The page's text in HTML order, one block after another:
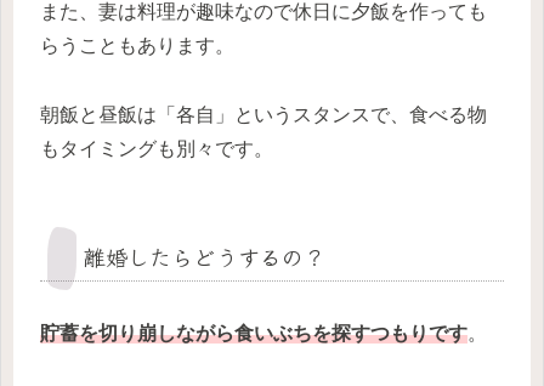
また、妻は料理が趣味なので休日に夕飯を作っても
らうこともあります。
朝飯と昼飯は「各自」というスタンスで、食べる物
もタイミングも別々です。
離婚したらどうするの？
貯蓄を切り崩しながら食いぶちを探すつもりです。